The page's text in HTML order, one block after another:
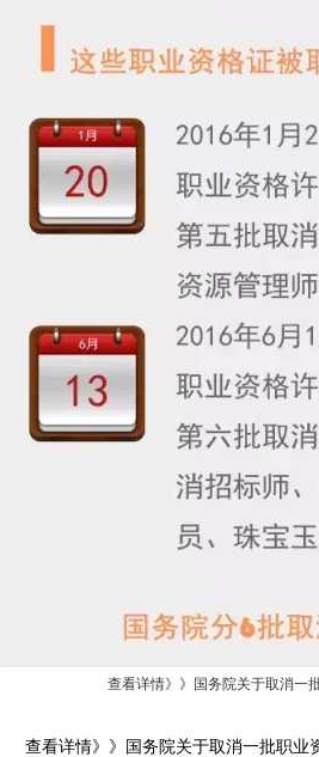
查看详情》》国务院关于取消一
查看详情》》国务院关于取消一批职业
动物系恋人啊 | 钟欣潼体